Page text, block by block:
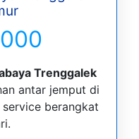
Trenggalek
antar jemput di
berangkat